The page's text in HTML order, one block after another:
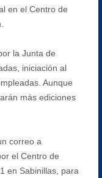
en el Centro de
la Junta de
iniciación al
Aunque
más ediciones
correo a
el Centro de
en Sabinillas, para